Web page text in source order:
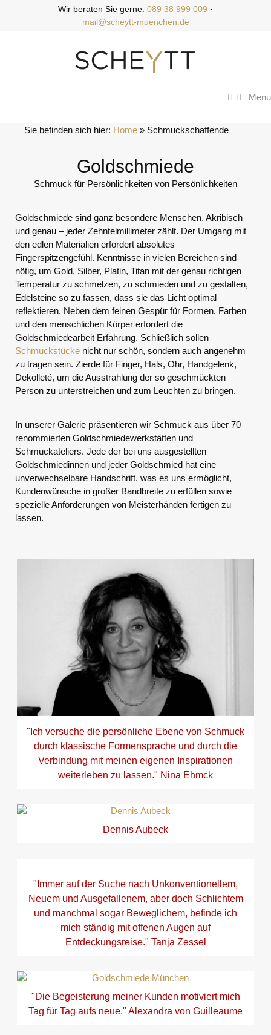
Wir beraten Sie gerne: 089 38 999 009 ·
mail@scheytt-muenchen.de
Menu
Sie befinden sich hier: Home » Schmuckschaffende
Goldschmiede
Schmuck für Persönlichkeiten von Persönlichkeiten
Goldschmiede sind ganz besondere Menschen. Akribisch
und genau – jeder Zehntelmillimeter zählt. Der Umgang mit
den edlen Materialien erfordert absolutes
Fingerspitzengefühl. Kenntnisse in vielen Bereichen sind
nötig, um Gold, Silber, Platin, Titan mit der genau richtigen
Temperatur zu schmelzen, zu schmieden und zu gestalten,
Edelsteine so zu fassen, dass sie das Licht optimal
reflektieren. Neben dem feinen Gespür für Formen, Farben
und den menschlichen Körper erfordert die
Goldschmiedearbeit Erfahrung. Schließlich sollen
Schmuckstücke nicht nur schön, sondern auch angenehm
zu tragen sein. Zierde für Finger, Hals, Ohr, Handgelenk,
Dekolleté, um die Ausstrahlung der so geschmückten
Person zu unterstreichen und zum Leuchten zu bringen.
In unserer Galerie präsentieren wir Schmuck aus über 70
renommierten Goldschmiedewerkstätten und
Schmuckateliers. Jede der bei uns ausgestellten
Goldschmiedinnen und jeder Goldschmied hat eine
unverwechselbare Handschrift, was es uns ermöglicht,
Kundenwünsche in großer Bandbreite zu erfüllen sowie
spezielle Anforderungen von Meisterhänden fertigen zu
lassen.
"Ich versuche die persönliche Ebene von Schmuck
durch klassische Formensprache und durch die
Verbindung mit meinen eigenen Inspirationen
weiterleben zu lassen." Nina Ehmck
Dennis Aubeck
"Immer auf der Suche nach Unkonventionellem,
Neuem und Ausgefallenem, aber doch Schlichtem
und manchmal sogar Beweglichem, befinde ich
mich ständig mit offenen Augen auf
Entdeckungsreise." Tanja Zessel
"Die Begeisterung meiner Kunden motiviert mich
Tag für Tag aufs neue." Alexandra von Guilleaume